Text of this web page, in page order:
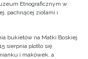
Etnograficznym w
pachnącej ziołami i
bukietów na Matki Boskiej
sierpnia plotło się
i makówek, a